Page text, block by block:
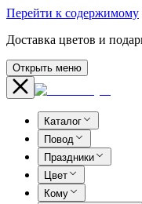
Перейти к содержимому
Доставка цветов и
Открыть меню
Каталог
Повод
Праздники
Цвет
Кому